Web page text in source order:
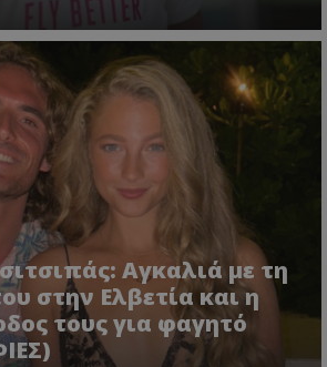
Αγκαλιά με τη
στην Ελβετία και η
τους για φαγητό